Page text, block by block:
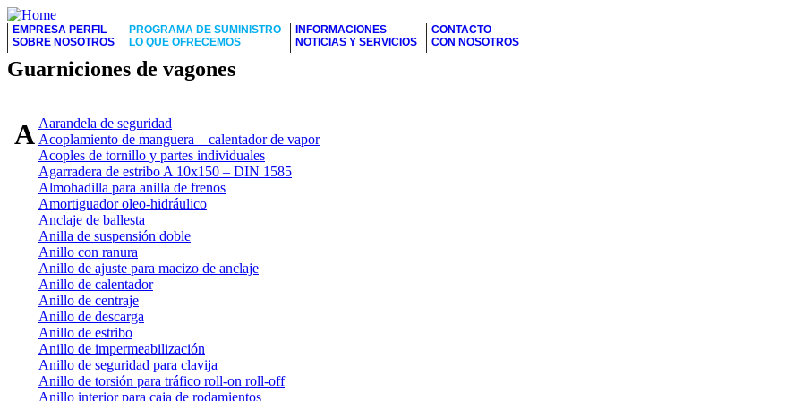
EMPRESA PERFIL
SOBRE NOSOTROS
PROGRAMA DE SUMINISTRO
LO QUE OFRECEMOS
INFORMACIONES
NOTICIAS Y SERVICIOS
CONTACTO
CON NOSOTROS
Guarniciones de vagones
AAarandela de seguridad
Acoplamiento de manguera – calentador de vapor
Acoples de tornillo y partes individuales
Agarradera de estribo A 10x150 – DIN 1585
Almohadilla para anilla de frenos
Amortiguador oleo-hidráulico
Anclaje de ballesta
Anilla de suspensión doble
Anillo con ranura
Anillo de ajuste para macizo de anclaje
Anillo de calentador
Anillo de centraje
Anillo de descarga
Anillo de estribo
Anillo de impermeabilización
Anillo de seguridad para clavija
Anillo de torsión para tráfico roll-on roll-off
Anillo interior para caja de rodamientos